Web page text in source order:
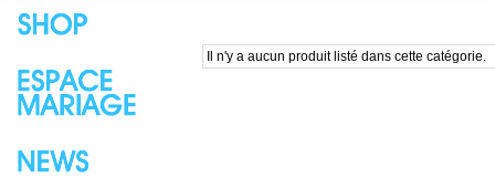
Il n'y a aucun produit listé dans cette catégorie.